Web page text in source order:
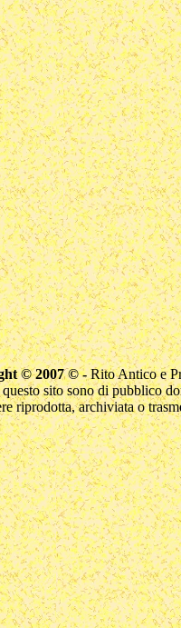
© 2007 © -Rito Antico e
questo sito sono di pubblico
riprodotta, archiviata o